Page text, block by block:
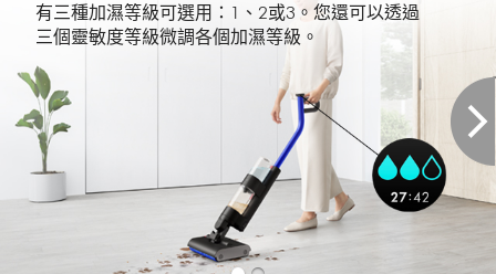
有三種加濕等級可選用：1、2或3。您還可以透過
三個靈敏度等級微調各個加濕等級。